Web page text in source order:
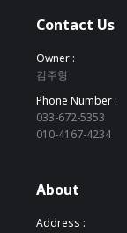
Contact Us
Owner :
김주형
Phone Number :
033-672-5353
010-4167-4234
About
Address :